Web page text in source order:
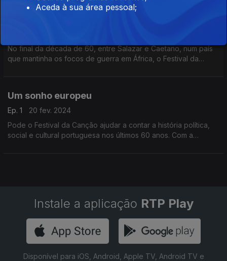
é o convidado neste episódio.
No final da década de 60, entre Salazar e Caetano, num país
que mantinha os focos de guerra em África, o Festival da
Um sonho europeu
Ep. 1
20 fev. 2024
Pode o Festival da Canção ajudar a contar a história política,
social e cultural portuguesa nos últimos 60 anos. Com a
Instale a aplicação RTP Play
Disponível para iOS, Android, Apple TV, Android TV e
Aceda à sua área pessoal;